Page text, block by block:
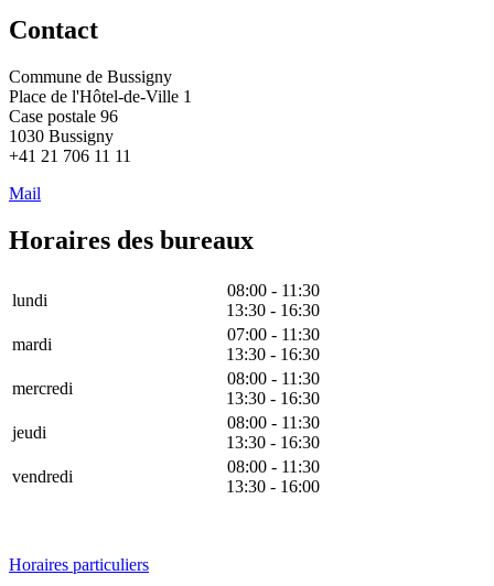
Contact
Commune de Bussigny
Place de l'Hôtel-de-Ville 1
Case postale 96
1030 Bussigny
+41 21 706 11 11
Mail
Horaires des bureaux
lundi
08:00 - 11:30
13:30 - 16:30
mardi
07:00 - 11:30
13:30 - 16:30
mercredi
08:00 - 11:30
13:30 - 16:30
jeudi
08:00 - 11:30
13:30 - 16:30
vendredi
08:00 - 11:30
13:30 - 16:00
Horaires particuliers